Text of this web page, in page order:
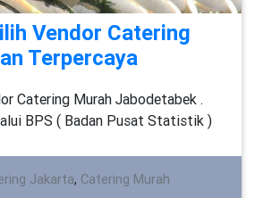
Vendor Catering
Terpercaya
Catering Murah Jabodetabek .
BPS ( Badan Pusat Statistik )
Jakarta, Catering Murah